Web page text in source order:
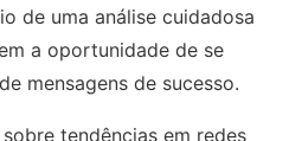
de uma análise cuidadosa
a oportunidade de se
mensagens de sucesso.
tendências em redes